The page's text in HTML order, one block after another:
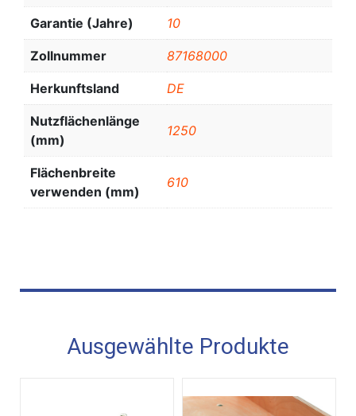
Garantie (Jahre) 10
Zollnummer 87168000
Herkunftsland DE
Nutzflächenlänge
(mm)
1250
Flächenbreite
verwenden (mm)
610
Ausgewählte Produkte